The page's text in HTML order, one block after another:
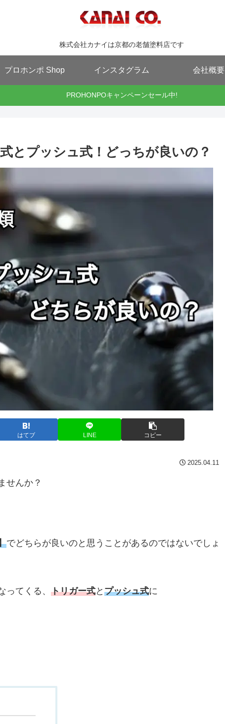
株式会社カナイは京都の老舗塗料店です
プロホンポ Shop インスタグラム 会社概要
PROHONPOキャンペーンセール中!
とプッシュ式！どっちが良いの？
はてブ LINE コピー
2025.04.11
せんか？
でどちらが良いのと思うことがあるのではないでしょ
てくる、 トリガー式と プッシュ式に